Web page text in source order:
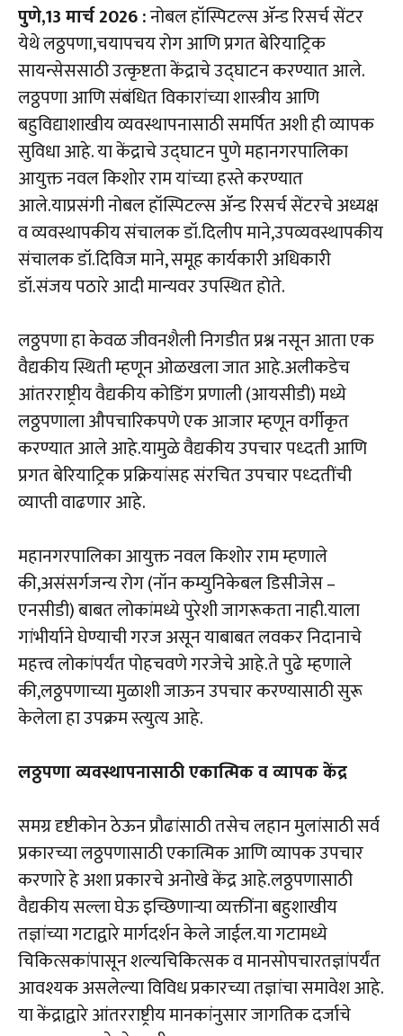
पुणे,13 मार्च 2026 :नोबल हॉस्पिटल्स ॲन्ड रिसर्च सेंटर
येथे लठ्ठपणा,चयापचय रोग आणि प्रगत बेरियाट्रिक
सायन्सेससाठी उत्कृष्टता केंद्राचे उद्घाटन करण्यात आले.
लठ्ठपणा आणि संबंधित विकारांच्या शास्त्रीय आणि
बहुविद्याशाखीय व्यवस्थापनासाठी समर्पित अशी ही व्यापक
सुविधा आहे. या केंद्राचे उद्घाटन पुणे महानगरपालिका
आयुक्त नवल किशोर राम यांच्या हस्ते करण्यात
आले.याप्रसंगी नोबल हॉस्पिटल्स ॲन्ड रिसर्च सेंटरचे अध्यक्ष
व व्यवस्थापकीय संचालक डॉ.दिलीप माने,उपव्यवस्थापकीय
संचालक डॉ.दिविज माने, समूह कार्यकारी अधिकारी
डॉ.संजय पठारे आदी मान्यवर उपस्थित होते.
लठ्ठपणा हा केवळ जीवनशैली निगडीत प्रश्न नसून आता एक
वैद्यकीय स्थिती म्हणून ओळखला जात आहे.अलीकडेच
आंतरराष्ट्रीय वैद्यकीय कोडिंग प्रणाली (आयसीडी) मध्ये
लठ्ठपणाला औपचारिकपणे एक आजार म्हणून वर्गीकृत
करण्यात आले आहे.यामुळे वैद्यकीय उपचार पध्दती आणि
प्रगत बेरियाट्रिक प्रक्रियांसह संरचित उपचार पध्दतींची
व्याप्ती वाढणार आहे.
महानगरपालिका आयुक्त नवल किशोर राम म्हणाले
की,असंसर्गजन्य रोग (नॉन कम्युनिकेबल डिसीजेस –
एनसीडी) बाबत लोकांमध्ये पुरेशी जागरूकता नाही.याला
गांभीर्याने घेण्याची गरज असून याबाबत लवकर निदानाचे
महत्त्व लोकांपर्यंत पोहचवणे गरजेचे आहे.ते पुढे म्हणाले
की,लठ्ठपणाच्या मुळाशी जाऊन उपचार करण्यासाठी सुरू
केलेला हा उपक्रम स्त्युत्य आहे.
लठ्ठपणा व्यवस्थापनासाठी एकात्मिक व व्यापक केंद्र
समग्र दृष्टीकोन ठेऊन प्रौढांसाठी तसेच लहान मुलांसाठी सर्व
प्रकारच्या लठ्ठपणासाठी एकात्मिक आणि व्यापक उपचार
करणारे हे अशा प्रकारचे अनोखे केंद्र आहे.लठ्ठपणासाठी
वैद्यकीय सल्ला घेऊ इच्छिणाऱ्या व्यक्तींना बहुशाखीय
तज्ञांच्या गटाद्वारे मार्गदर्शन केले जाईल.या गटामध्ये
चिकित्सकांपासून शल्यचिकित्सक व मानसोपचारतज्ञांपर्यंत
आवश्यक असलेल्या विविध प्रकारच्या तज्ञांचा समावेश आहे.
या केंद्राद्वारे आंतरराष्ट्रीय मानकांनुसार जागतिक दर्जाचे